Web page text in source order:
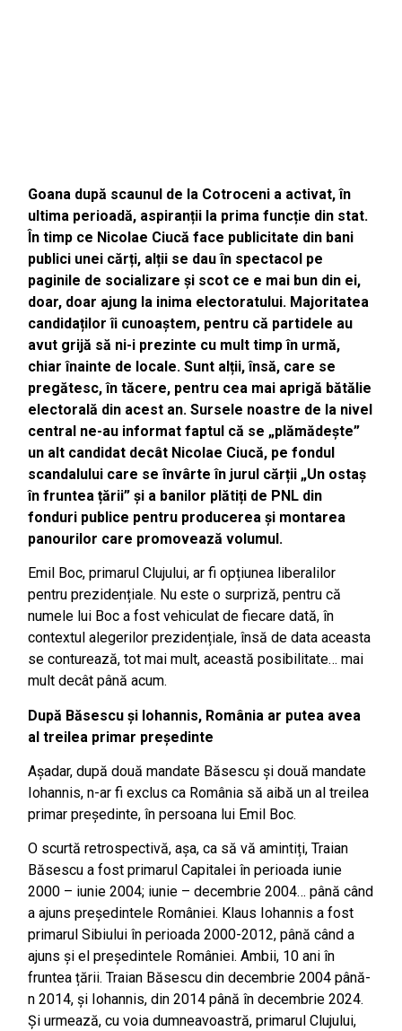
Goana după scaunul de la Cotroceni a activat, în
ultima perioadă, aspiranții la prima funcție din stat.
În timp ce Nicolae Ciucă face publicitate din bani
publici unei cărți, alții se dau în spectacol pe
paginile de socializare și scot ce e mai bun din ei,
doar, doar ajung la inima electoratului. Majoritatea
candidaților îi cunoaștem, pentru că partidele au
avut grijă să ni-i prezinte cu mult timp în urmă,
chiar înainte de locale. Sunt alții, însă, care se
pregătesc, în tăcere, pentru cea mai aprigă bătălie
electorală din acest an. Sursele noastre de la nivel
central ne-au informat faptul că se „plămădește”
un alt candidat decât Nicolae Ciucă, pe fondul
scandalului care se învârte în jurul cărții „Un ostaș
în fruntea țării” și a banilor plătiți de PNL din
fonduri publice pentru producerea și montarea
panourilor care promovează volumul.
Emil Boc, primarul Clujului, ar fi opțiunea liberalilor
pentru prezidențiale. Nu este o surpriză, pentru că
numele lui Boc a fost vehiculat de fiecare dată, în
contextul alegerilor prezidențiale, însă de data aceasta
se conturează, tot mai mult, această posibilitate… mai
mult decât până acum.
După Băsescu și Iohannis, România ar putea avea
al treilea primar președinte
Așadar, după două mandate Băsescu și două mandate
Iohannis, n-ar fi exclus ca România să aibă un al treilea
primar președinte, în persoana lui Emil Boc.
O scurtă retrospectivă, așa, ca să vă amintiți, Traian
Băsescu a fost primarul Capitalei în perioada iunie
2000 – iunie 2004; iunie – decembrie 2004… până când
a ajuns președintele României. Klaus Iohannis a fost
primarul Sibiului în perioada 2000-2012, până când a
ajuns și el președintele României. Ambii, 10 ani în
fruntea țării. Traian Băsescu din decembrie 2004 până-
n 2014, și Iohannis, din 2014 până în decembrie 2024.
Și urmează, cu voia dumneavoastră, primarul Clujului,